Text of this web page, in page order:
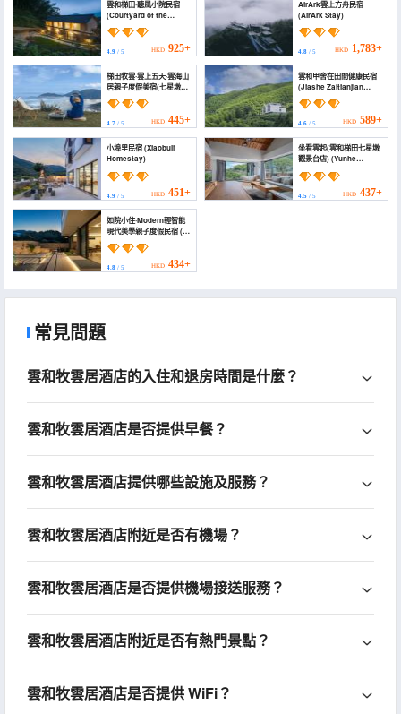
雲和梯田·聽風小院民宿
(Courtyard of the
Whispering Wind)
4.9 / 5 HKD 925+
AirArk雲上方舟民宿
(AirArk Stay)
4.8/ 5 HKD 1,783+
梯田牧雲·雲上五天·雲海山
居親子度假美宿(七星墩觀
景台店) (Yun Shang Wu
Tian Guesthouse)
4.7 / 5 HKD 445+
雲和甲舍在田間健康民宿
(Jiashe Zaitianjian
Health Hostel)
4.6/ 5 HKD 589+
小埠里民宿 (Xiaobuli
Homestay)
4.9 / 5 HKD 451+
坐看雲起(雲和梯田七星墩
觀景台店) (Yunhe
Terrace Sit and Watch
Yunqi Homestay)
4.5/ 5 HKD 437+
如院小住·Modern輕智能
現代美學親子度假民宿 (雲
和梯田景區店) ("Ru Yuan
Xiao Zhu" B&B in Yunhe
Terrace.)
4.8 / 5 HKD 434+
常見問題
雲和牧雲居酒店的入住和退房時間是什麼？
雲和牧雲居酒店是否提供早餐？
雲和牧雲居酒店提供哪些設施及服務？
雲和牧雲居酒店附近是否有機場？
雲和牧雲居酒店是否提供機場接送服務？
雲和牧雲居酒店附近是否有熱門景點？
雲和牧雲居酒店是否提供 WiFi？